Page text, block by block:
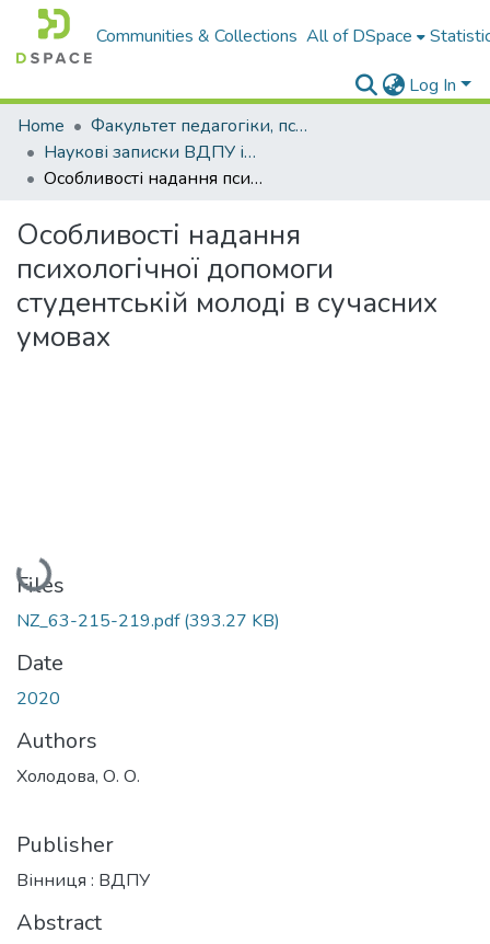
Communities & Collections All of DSpace
Log In
Home
Факультет педагогіки, психології і професійної освіти
Наукові записки ВДПУ ім. М. Коцюбинського. Серія "Педагогіка і психологія"
Особливості надання психологічної допомоги студентській молоді в сучасних умовах
Особливості надання
психологічної допомоги
студентській молоді в сучасних
умовах
Loading...
Files
NZ_63-215-219.pdf(393.27 KB)
Date
2020
Authors
Холодова, О. О.
Publisher
Вінниця : ВДПУ
Abstract